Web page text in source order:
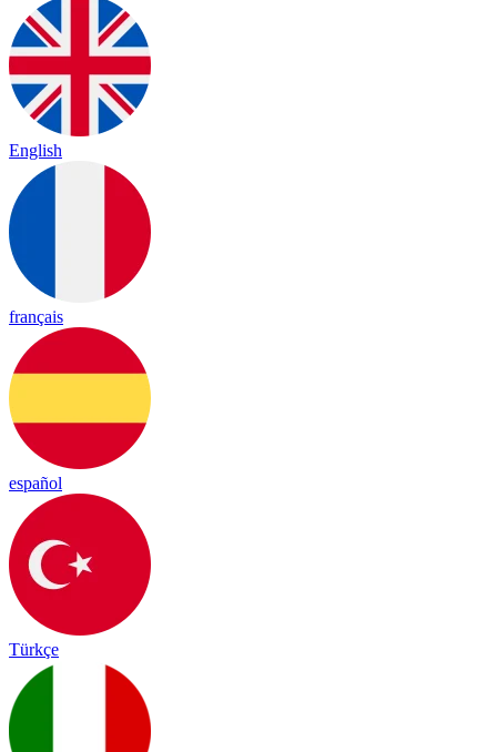
English
français
español
Türkçe